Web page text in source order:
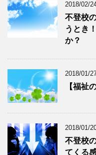
2018/02/
不登校
うとき
か？
2018/01/
【福祉
2018/01/
不登校
てくる